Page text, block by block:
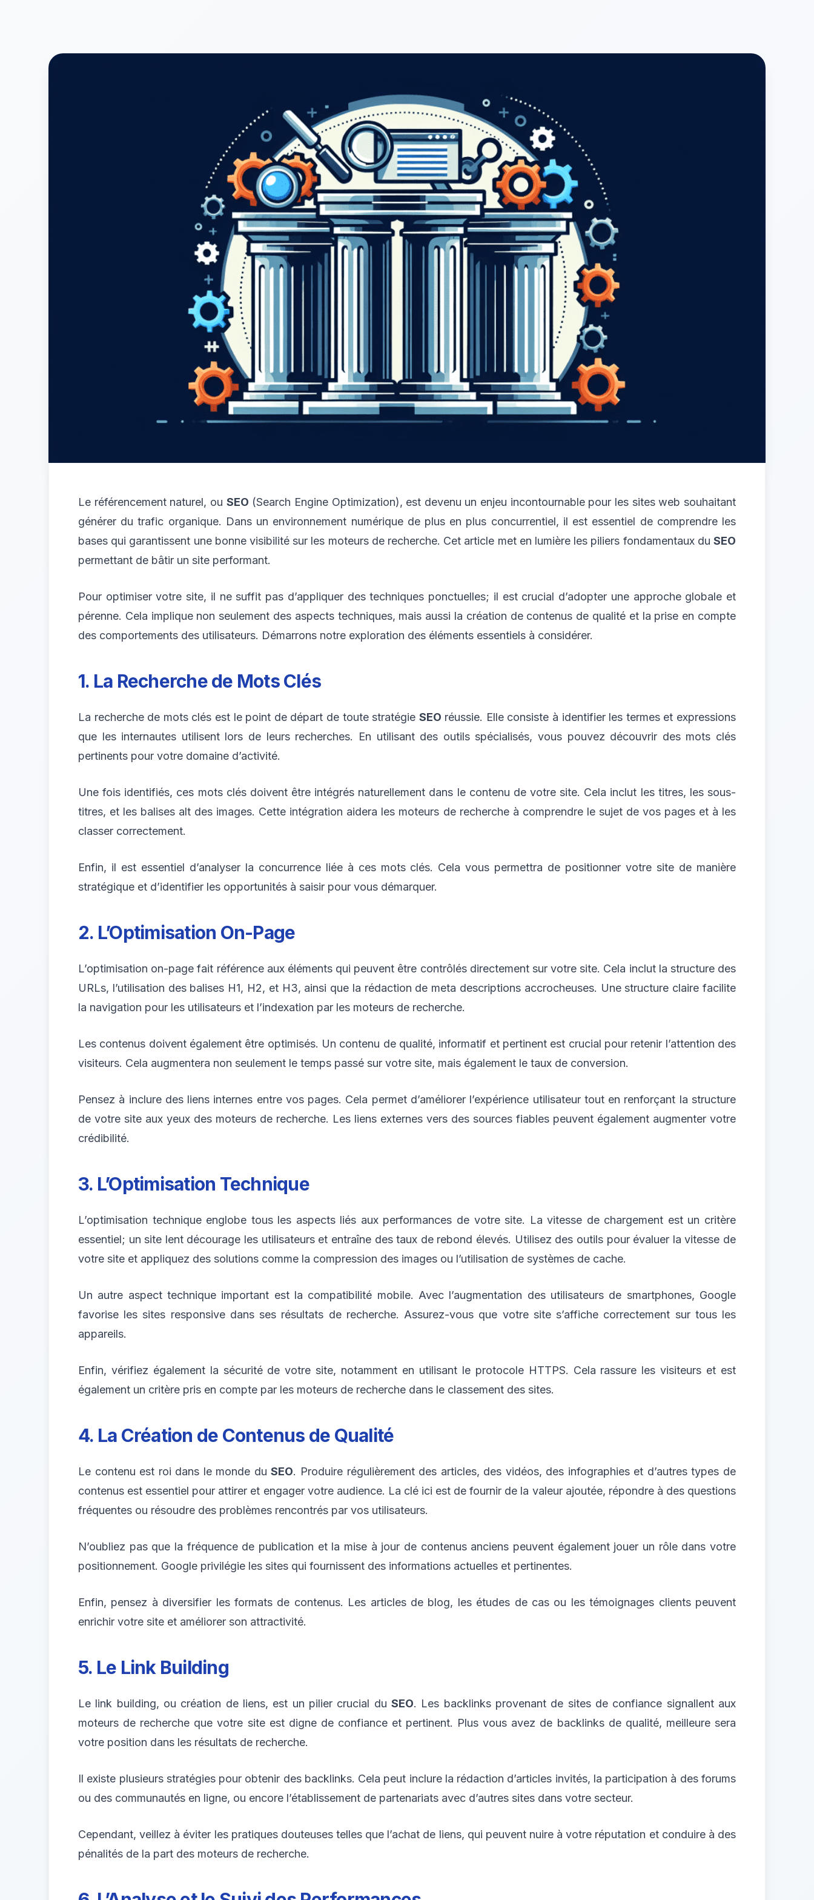
Le référencement naturel, ou SEO (Search Engine Optimization), est devenu un enjeu incontournable pour les sites web souhaitant
générer du trafic organique. Dans un environnement numérique de plus en plus concurrentiel, il est essentiel de comprendre les
bases qui garantissent une bonne visibilité sur les moteurs de recherche. Cet article met en lumière les piliers fondamentaux du SEO
permettant de bâtir un site performant.
Pour optimiser votre site, il ne suffit pas d’appliquer des techniques ponctuelles; il est crucial d’adopter une approche globale et
pérenne. Cela implique non seulement des aspects techniques, mais aussi la création de contenus de qualité et la prise en compte
des comportements des utilisateurs. Démarrons notre exploration des éléments essentiels à considérer.
1. La Recherche de Mots Clés
La recherche de mots clés est le point de départ de toute stratégie SEO réussie. Elle consiste à identifier les termes et expressions
que les internautes utilisent lors de leurs recherches. En utilisant des outils spécialisés, vous pouvez découvrir des mots clés
pertinents pour votre domaine d’activité.
Une fois identifiés, ces mots clés doivent être intégrés naturellement dans le contenu de votre site. Cela inclut les titres, les sous-
titres, et les balises alt des images. Cette intégration aidera les moteurs de recherche à comprendre le sujet de vos pages et à les
classer correctement.
Enfin, il est essentiel d’analyser la concurrence liée à ces mots clés. Cela vous permettra de positionner votre site de manière
stratégique et d’identifier les opportunités à saisir pour vous démarquer.
2. L’Optimisation On-Page
L’optimisation on-page fait référence aux éléments qui peuvent être contrôlés directement sur votre site. Cela inclut la structure des
URLs, l’utilisation des balises H1, H2, et H3, ainsi que la rédaction de meta descriptions accrocheuses. Une structure claire facilite
la navigation pour les utilisateurs et l’indexation par les moteurs de recherche.
Les contenus doivent également être optimisés. Un contenu de qualité, informatif et pertinent est crucial pour retenir l’attention des
visiteurs. Cela augmentera non seulement le temps passé sur votre site, mais également le taux de conversion.
Pensez à inclure des liens internes entre vos pages. Cela permet d’améliorer l’expérience utilisateur tout en renforçant la structure
de votre site aux yeux des moteurs de recherche. Les liens externes vers des sources fiables peuvent également augmenter votre
crédibilité.
3. L’Optimisation Technique
L’optimisation technique englobe tous les aspects liés aux performances de votre site. La vitesse de chargement est un critère
essentiel; un site lent décourage les utilisateurs et entraîne des taux de rebond élevés. Utilisez des outils pour évaluer la vitesse de
votre site et appliquez des solutions comme la compression des images ou l’utilisation de systèmes de cache.
Un autre aspect technique important est la compatibilité mobile. Avec l’augmentation des utilisateurs de smartphones, Google
favorise les sites responsive dans ses résultats de recherche. Assurez-vous que votre site s’affiche correctement sur tous les
appareils.
Enfin, vérifiez également la sécurité de votre site, notamment en utilisant le protocole HTTPS. Cela rassure les visiteurs et est
également un critère pris en compte par les moteurs de recherche dans le classement des sites.
4. La Création de Contenus de Qualité
Le contenu est roi dans le monde duSEO. Produire régulièrement des articles, des vidéos, des infographies et d’autres types de
contenus est essentiel pour attirer et engager votre audience. La clé ici est de fournir de la valeur ajoutée, répondre à des questions
fréquentes ou résoudre des problèmes rencontrés par vos utilisateurs.
N’oubliez pas que la fréquence de publication et la mise à jour de contenus anciens peuvent également jouer un rôle dans votre
positionnement. Google privilégie les sites qui fournissent des informations actuelles et pertinentes.
Enfin, pensez à diversifier les formats de contenus. Les articles de blog, les études de cas ou les témoignages clients peuvent
enrichir votre site et améliorer son attractivité.
5. Le Link Building
Le link building, ou création de liens, est un pilier crucial du SEO. Les backlinks provenant de sites de confiance signallent aux
moteurs de recherche que votre site est digne de confiance et pertinent. Plus vous avez de backlinks de qualité, meilleure sera
votre position dans les résultats de recherche.
Il existe plusieurs stratégies pour obtenir des backlinks. Cela peut inclure la rédaction d’articles invités, la participation à des forums
ou des communautés en ligne, ou encore l’établissement de partenariats avec d’autres sites dans votre secteur.
Cependant, veillez à éviter les pratiques douteuses telles que l’achat de liens, qui peuvent nuire à votre réputation et conduire à des
pénalités de la part des moteurs de recherche.